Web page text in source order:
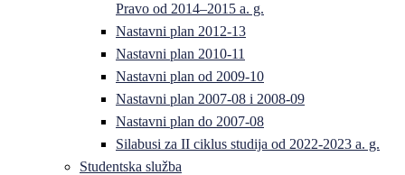
Pravo od 2014–2015 a. g.
Nastavni plan 2012-13
Nastavni plan 2010-11
Nastavni plan od 2009-10
Nastavni plan 2007-08 i 2008-09
Nastavni plan do 2007-08
Silabusi za II ciklus studija od 2022-2023 a. g.
Studentska služba